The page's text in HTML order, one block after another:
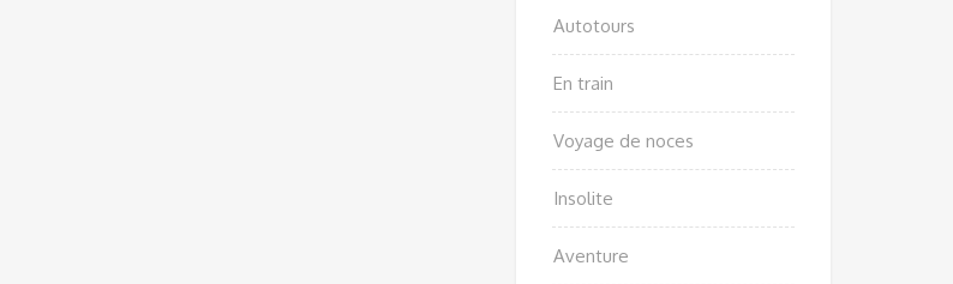
Autotours
En train
Voyage de noces
Insolite
Aventure